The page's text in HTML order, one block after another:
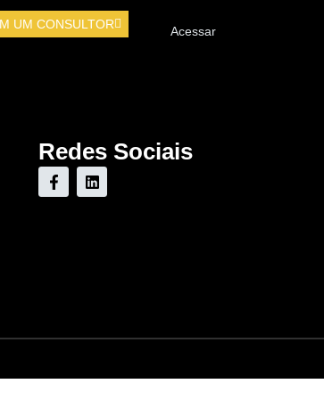
UM CONSULTOR Acessar
Redes Sociais